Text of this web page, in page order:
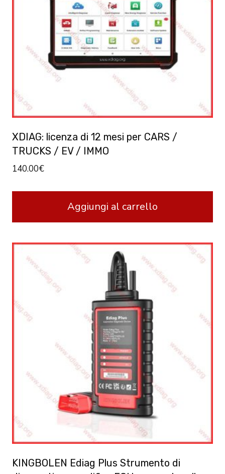
XDIAG: licenza di 12 mesi per CARS /
TRUCKS / EV / IMMO
140.00€
Aggiungi al carrello
KINGBOLEN Ediag Plus Strumento di